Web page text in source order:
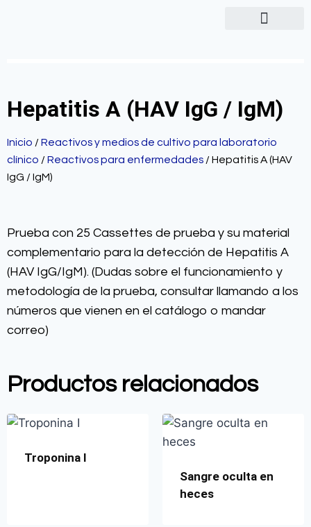
Hepatitis A (HAV IgG / IgM)
Inicio / Reactivos y medios de cultivo para laboratorio
clínico / Reactivos para enfermedades / Hepatitis A (HAV
IgG / IgM)
Prueba con 25 Cassettes de prueba y su material
complementario para la detección de Hepatitis A
(HAV IgG/IgM). (Dudas sobre el funcionamiento y
metodología de la prueba, consultar llamando a los
números que vienen en el catálogo o mandar
correo)
Productos relacionados
Troponina I
Sangre oculta en
heces